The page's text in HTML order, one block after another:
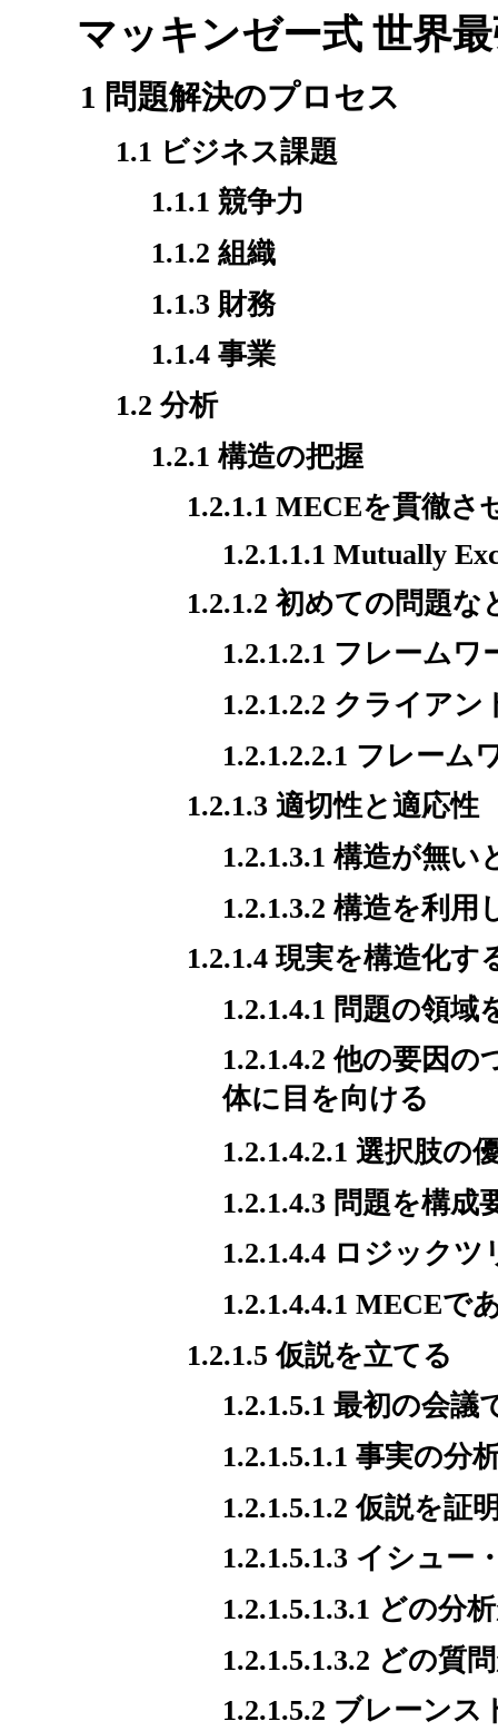
マッキンゼー式 世界
1 問題解決のプロセス
1.1 ビジネス課題
1.1.1 競争力
1.1.2 組織
1.1.3 財務
1.1.4 事業
1.2 分析
1.2.1 構造の把握
1.2.1.1 MECEを貫徹さ
1.2.1.1.1 Mutually
1.2.1.2 初めての問題な
1.2.1.2.1 フレーム
1.2.1.2.2 クライア
1.2.1.2.2.1 フレーム
1.2.1.3 適切性と適応性
1.2.1.3.1 構造が無
1.2.1.3.2 構造を利
1.2.1.4 現実を構造化す
1.2.1.4.1 問題の領域
1.2.1.4.2 他の要因
体に目を向ける
1.2.1.4.3 問題を構成
1.2.1.4.4 ロジック
1.2.1.4.4.1 MECEで
1.2.1.5 仮説を立てる
1.2.1.5.1 最初の会
1.2.1.5.1.1 事実の分
1.2.1.5.1.2 仮説を証
1.2.1.5.1.3 イシュー
1.2.1.5.1.3.1 どの分
1.2.1.5.1.3.2 どの質
1.2.1.5.2 ブレーンス